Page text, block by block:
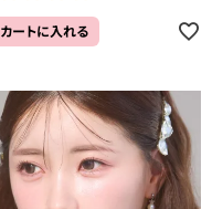
カートに入れる